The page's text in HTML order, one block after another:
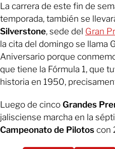
La carrera de este fin de
temporada, también se
Silverstone, sede del Gran
la cita del domingo se llama
Aniversario porque
que tiene la Fórmula 1, que
historia en 1950,
Luego de cinco Grandes
jalisciense marcha en la
Campeonato de Pilotos con